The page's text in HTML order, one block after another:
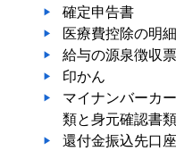
確定申告書
医療費控除の明
給与の源泉徴収票
印かん
マイナンバーカ
類と身元確認書類
還付金振込先口